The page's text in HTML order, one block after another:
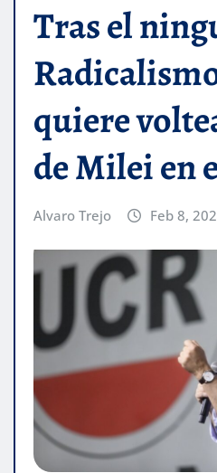
Tras el
quiere
de Milei en
Alvaro Trejo Feb 8,